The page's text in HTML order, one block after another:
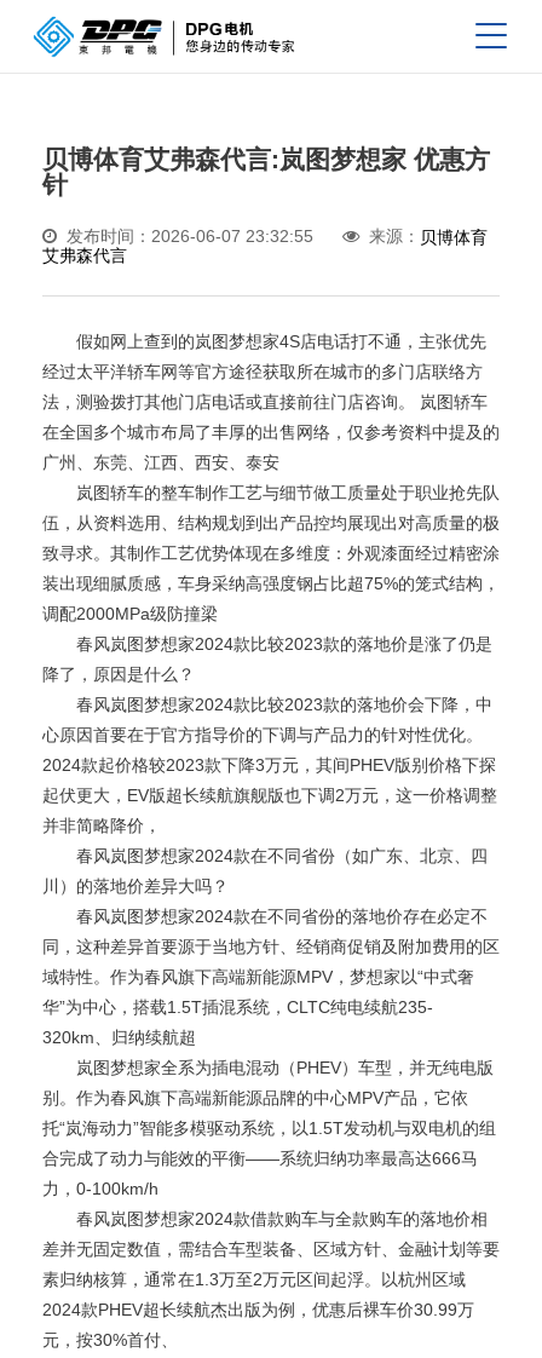
贝博体育艾弗森代言:岚图梦想家 优惠方
针
发布时间：2026-06-07 23:32:55 来源： 贝博体育
艾弗森代言
假如网上查到的岚图梦想家4S店电话打不通，主张优先
经过太平洋轿车网等官方途径获取所在城市的多门店联络方
法，测验拨打其他门店电话或直接前往门店咨询。 岚图轿车
在全国多个城市布局了丰厚的出售网络，仅参考资料中提及的
广州、东莞、江西、西安、泰安
岚图轿车的整车制作工艺与细节做工质量处于职业抢先队
伍，从资料选用、结构规划到出产品控均展现出对高质量的极
致寻求。其制作工艺优势体现在多维度：外观漆面经过精密涂
装出现细腻质感，车身采纳高强度钢占比超75%的笼式结构，
调配2000MPa级防撞梁
春风岚图梦想家2024款比较2023款的落地价是涨了仍是
降了，原因是什么？
春风岚图梦想家2024款比较2023款的落地价会下降，中
心原因首要在于官方指导价的下调与产品力的针对性优化。
2024款起价格较2023款下降3万元，其间PHEV版别价格下探
起伏更大，EV版超长续航旗舰版也下调2万元，这一价格调整
并非简略降价，
春风岚图梦想家2024款在不同省份（如广东、北京、四
川）的落地价差异大吗？
春风岚图梦想家2024款在不同省份的落地价存在必定不
同，这种差异首要源于当地方针、经销商促销及附加费用的区
域特性。作为春风旗下高端新能源MPV，梦想家以“中式奢
华”为中心，搭载1.5T插混系统，CLTC纯电续航235-
320km、归纳续航超
岚图梦想家全系为插电混动（PHEV）车型，并无纯电版
别。作为春风旗下高端新能源品牌的中心MPV产品，它依
托“岚海动力”智能多模驱动系统，以1.5T发动机与双电机的组
合完成了动力与能效的平衡——系统归纳功率最高达666马
力，0-100km/h
春风岚图梦想家2024款借款购车与全款购车的落地价相
差并无固定数值，需结合车型装备、区域方针、金融计划等要
素归纳核算，通常在1.3万至2万元区间起浮。以杭州区域
2024款PHEV超长续航杰出版为例，优惠后裸车价30.99万
元，按30%首付、